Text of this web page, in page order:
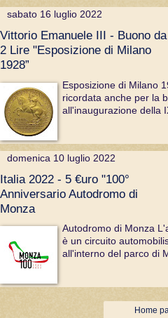
sabato 16 luglio 2022
Vittorio Emanuele III - Buono da
2 Lire "Esposizione di Milano
1928”
Esposizione di Milano
ricordata anche per la
all'inaugurazione della
domenica 10 luglio 2022
Italia 2022 - 5 €uro "100°
Anniversario Autodromo di
Monza
Autodromo di Monza
è un circuito
all'interno del parco di
Home